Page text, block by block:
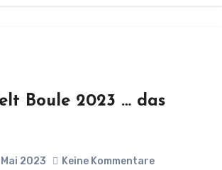
Boule 2023 … das
2023 Keine Kommentare